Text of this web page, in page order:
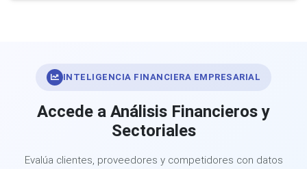
INTELIGENCIA FINANCIERA EMPRESARIAL
Accede a Análisis Financieros y
Sectoriales
Evalúa clientes, proveedores y competidores con datos